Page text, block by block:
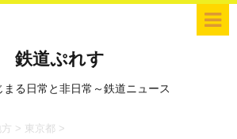
鉄道ぷれす
まる日常と非日常～鉄道ニュース
> 東京都 >